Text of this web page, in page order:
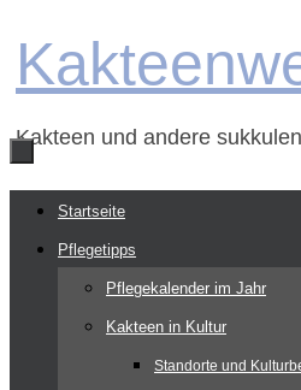
Inhalt
Kakteen und andere
Zum
Inhalt
springen
Startseite
Pflegetipps
Pflegekalender im Jahr
Kakteen in Kultur
Standorte und